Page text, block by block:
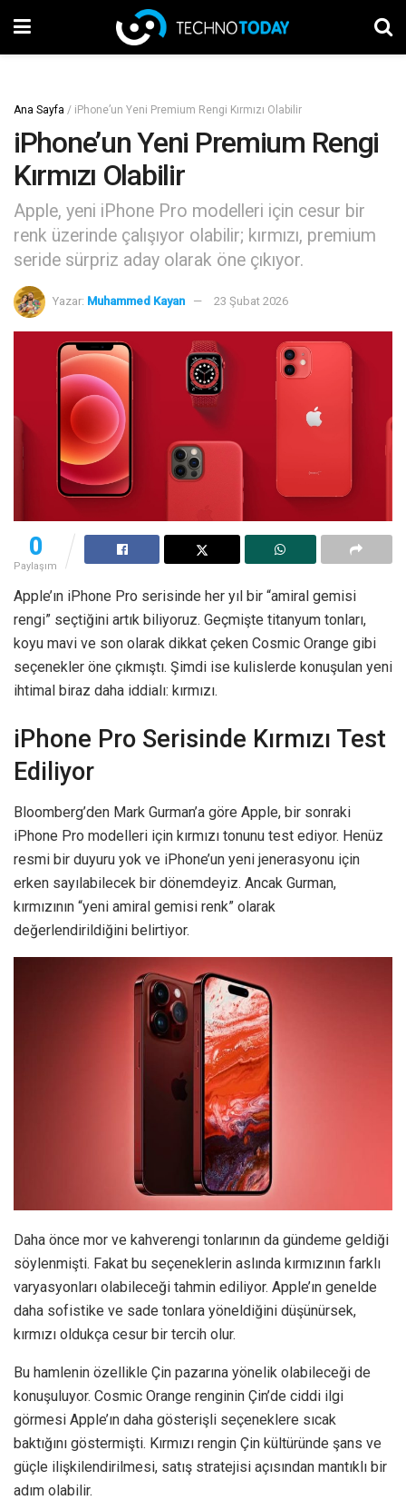
Ana Sayfa / iPhone’un Yeni Premium Rengi Kırmızı Olabilir
iPhone’un Yeni Premium Rengi
Kırmızı Olabilir
Apple, yeni iPhone Pro modelleri için cesur bir
renk üzerinde çalışıyor olabilir; kırmızı, premium
seride sürpriz aday olarak öne çıkıyor.
Yazar: Muhammed Kayan 23 Şubat 2026
0
Paylaşım
Apple’ın iPhone Pro serisinde her yıl bir “amiral gemisi
rengi” seçtiğini artık biliyoruz. Geçmişte titanyum tonları,
koyu mavi ve son olarak dikkat çeken Cosmic Orange gibi
seçenekler öne çıkmıştı. Şimdi ise kulislerde konuşulan yeni
ihtimal biraz daha iddialı: kırmızı.
iPhone Pro Serisinde Kırmızı Test
Ediliyor
Bloomberg’den Mark Gurman’a göre Apple, bir sonraki
iPhone Pro modelleri için kırmızı tonunu test ediyor. Henüz
resmi bir duyuru yok ve iPhone’un yeni jenerasyonu için
erken sayılabilecek bir dönemdeyiz. Ancak Gurman,
kırmızının “yeni amiral gemisi renk” olarak
değerlendirildiğini belirtiyor.
Daha önce mor ve kahverengi tonlarının da gündeme geldiği
söylenmişti. Fakat bu seçeneklerin aslında kırmızının farklı
varyasyonları olabileceği tahmin ediliyor. Apple’ın genelde
daha sofistike ve sade tonlara yöneldiğini düşünürsek,
kırmızı oldukça cesur bir tercih olur.
Bu hamlenin özellikle Çin pazarına yönelik olabileceği de
konuşuluyor. Cosmic Orange renginin Çin’de ciddi ilgi
görmesi Apple’ın daha gösterişli seçeneklere sıcak
baktığını göstermişti. Kırmızı rengin Çin kültüründe şans ve
güçle ilişkilendirilmesi, satış stratejisi açısından mantıklı bir
adım olabilir.